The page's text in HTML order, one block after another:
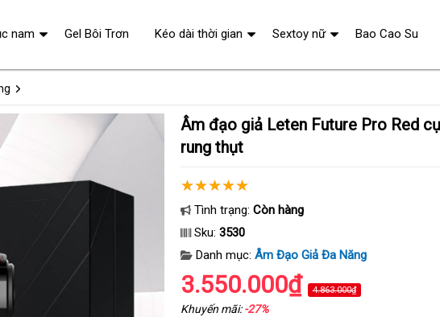
Âm đạo giả Leten Future Pro Red cực mạnh chế độ
rung thụt
Tình trạng: Còn hàng
Sku: 3530
Danh mục: Âm Đạo Giả Đa Năng
3.550.000₫ 4.863.000₫
Khuyến mãi:-27%
nam Gel Bôi Trơn Kéo dài thời gian Sextoy nữ Bao Cao Su